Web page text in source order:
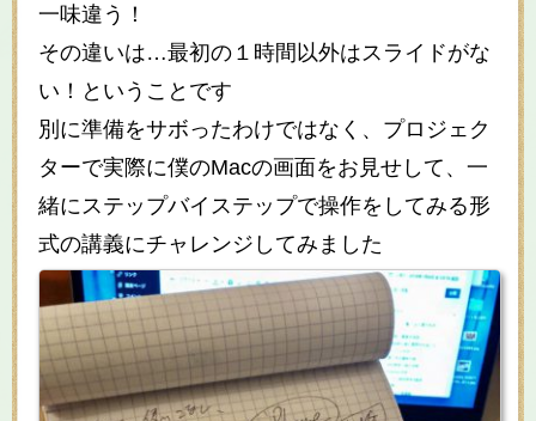
一味違う！
その違いは…最初の１時間以外はスライドがな
い！ということです
別に準備をサボったわけではなく、プロジェク
ターで実際に僕のMacの画面をお見せして、一
緒にステップバイステップで操作をしてみる形
式の講義にチャレンジしてみました